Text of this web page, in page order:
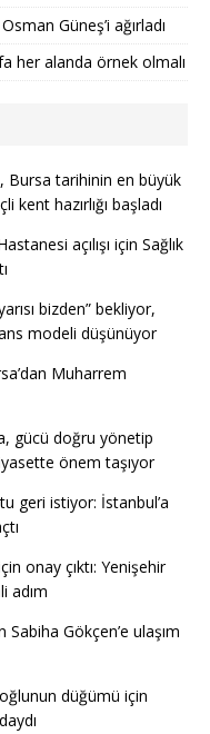
Güneş’i ağırladı
her alanda örnek olmalı
Bursa tarihinin en büyük
kent hazırlığı başladı
açılışı için Sağlık
bizden” bekliyor,
modeli düşünüyor
Muharrem
gücü doğru yönetip
önem taşıyor
geri istiyor: İstanbul’a
onay çıktı: Yenişehir
adım
Sabiha Gökçen’e ulaşım
oğlunun düğümü için